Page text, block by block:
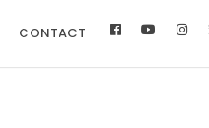
CONTACT